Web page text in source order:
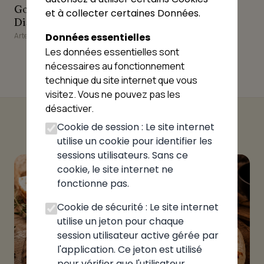
Distributeur de pizzas
Gourmandes -
Distributeur de pizzas
Artemare
et à collecter certaines Données.
Données essentielles
Les données essentielles sont
nécessaires au fonctionnement
technique du site internet que vous
visitez. Vous ne pouvez pas les
désactiver.
Cookie de session : Le site internet
utilise un cookie pour identifier les
sessions utilisateurs. Sans ce
cookie, le site internet ne
fonctionne pas.
Cookie de sécurité : Le site internet
utilise un jeton pour chaque
session utilisateur active gérée par
l'application. Ce jeton est utilisé